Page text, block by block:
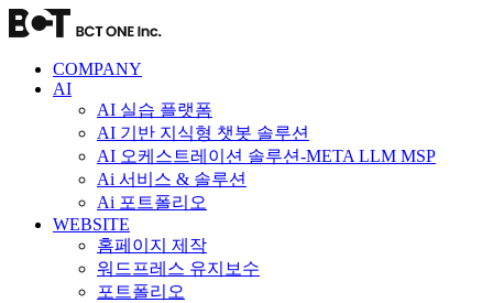
콘
텐
COMPANY
AI
AI 실습 플랫폼
AI 기반 지식형 챗봇 솔루션
AI 오케스트레이션 솔루션-META LLM MSP
Ai 서비스 & 솔루션
Ai 포트폴리오
WEBSITE
홈페이지 제작
워드프레스 유지보수
포트폴리오